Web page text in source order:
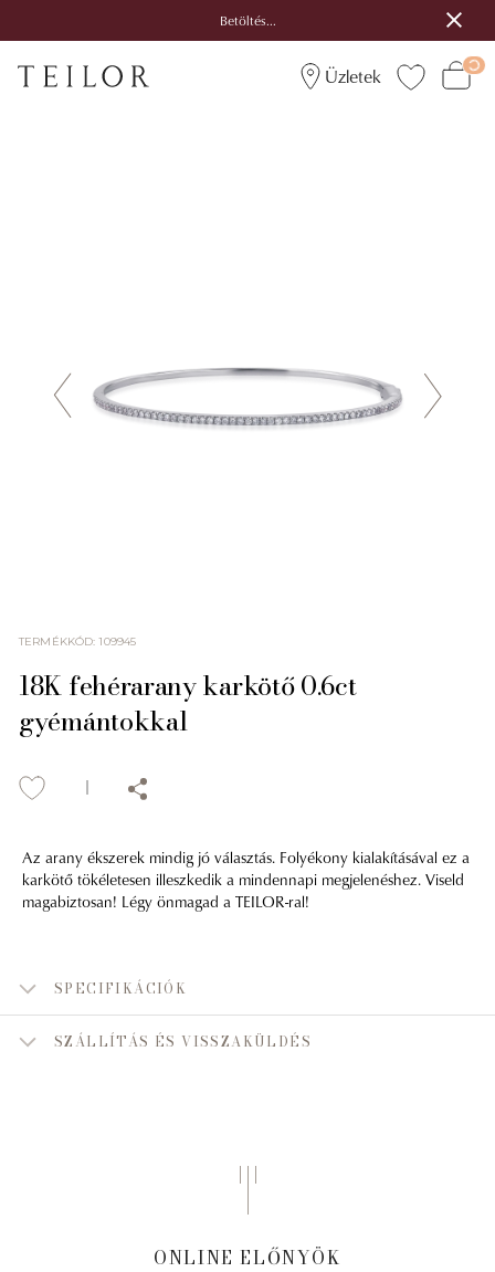
Betöltés...
Üzletek
TERMÉKKÓD:109945
18K fehérarany karkötő 0.6ct
gyémántokkal
Az arany ékszerek mindig jó választás. Folyékony kialakításával ez a
karkötő tökéletesen illeszkedik a mindennapi megjelenéshez. Viseld
magabiztosan! Légy önmagad a TEILOR-ral!
SPECIFIKÁCIÓK
SZÁLLÍTÁS ÉS VISSZAKÜLDÉS
ONLINE ELŐNYÖK